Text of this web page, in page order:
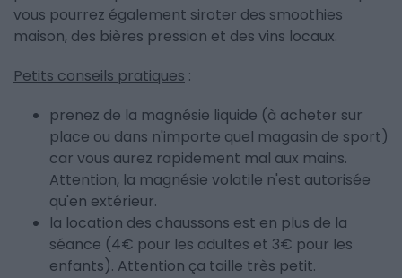
vous pourrez également siroter des smoothies
maison, des bières pression et des vins locaux.
Petits conseils pratiques :
prenez de la magnésie liquide (à acheter sur
place ou dans n'importe quel magasin de sport)
car vous aurez rapidement mal aux mains.
Attention, la magnésie volatile n'est autorisée
qu'en extérieur.
la location des chaussons est en plus de la
séance (4€ pour les adultes et 3€ pour les
enfants). Attention ça taille très petit.